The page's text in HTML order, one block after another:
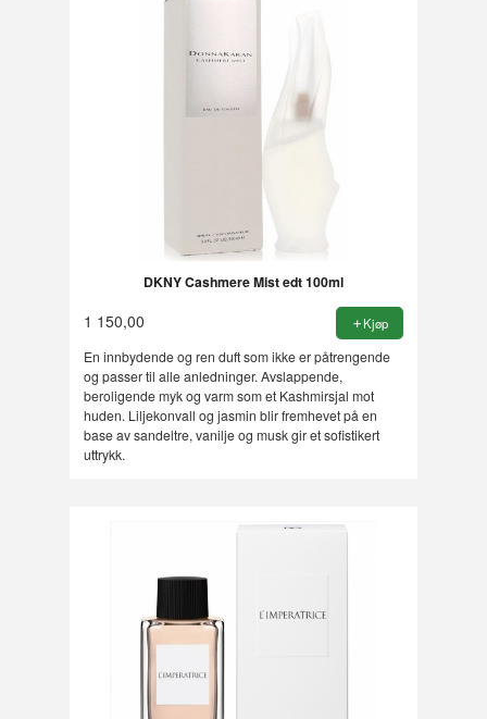
DKNY Cashmere Mist edt 100ml
1 150,00 Kjøp
En innbydende og ren duft som ikke er påtrengende
og passer til alle anledninger. Avslappende,
beroligende myk og varm som et Kashmirsjal mot
huden. Liljekonvall og jasmin blir fremhevet på en
base av sandeltre, vanilje og musk gir et sofistikert
uttrykk.